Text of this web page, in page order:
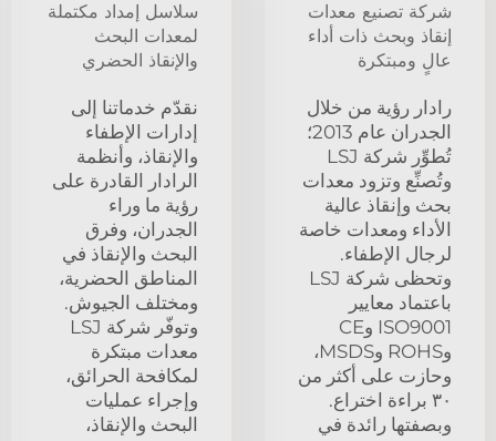
شركة تصنيع معدات
إنقاذ وبحث ذات أداء
عالٍ ومبتكرة
رادار رؤية من خلال
الجدران عام 2013؛
تُطوِّر شركة LSJ
وتُصنِّع وتزود معدات
بحث وإنقاذ عالية
الأداء ومعدات خاصة
لرجال الإطفاء.
وتحظى شركة LSJ
باعتماد معايير
ISO9001 وCE
وROHS وMSDS،
وحازت على أكثر من
٣٠ براءة اختراع.
وبصفتها رائدة في
سلاسل إمداد مكتملة
لمعدات البحث
والإنقاذ الحضري
نقدّم خدماتنا إلى
إدارات الإطفاء
والإنقاذ، وأنظمة
الرادار القادرة على
رؤية ما وراء
الجدران، وفرق
البحث والإنقاذ في
المناطق الحضرية،
ومختلف الجيوش.
وتوفّر شركة LSJ
معدات مبتكرة
لمكافحة الحرائق،
وإجراء عمليات
البحث والإنقاذ،